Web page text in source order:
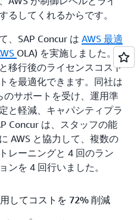
るしてくれるからです。
、SAP Concur は AWS 最適
OLA) を実施しました。
移行後のライセンスコスト
を最適化できます。同社は
のサポートを受け、運用準
と軽減、キャパシティプラ
Concur は、スタッフの能
AWS と協力して、複数の
レーニングと 4 回のラン
ンを 4 回行いました。
してコストを 72% 削減